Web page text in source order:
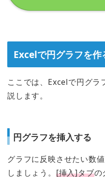
Excelで円グラフを作
ここでは、Excelで円グラ
説します。
円グラフを挿入する
グラフに反映させたい数
しましょう。 [挿入]タブの